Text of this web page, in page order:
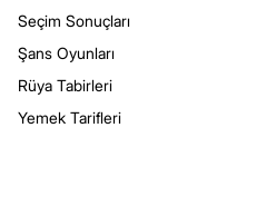
Seçim Sonuçları
Şans Oyunları
Rüya Tabirleri
Yemek Tarifleri